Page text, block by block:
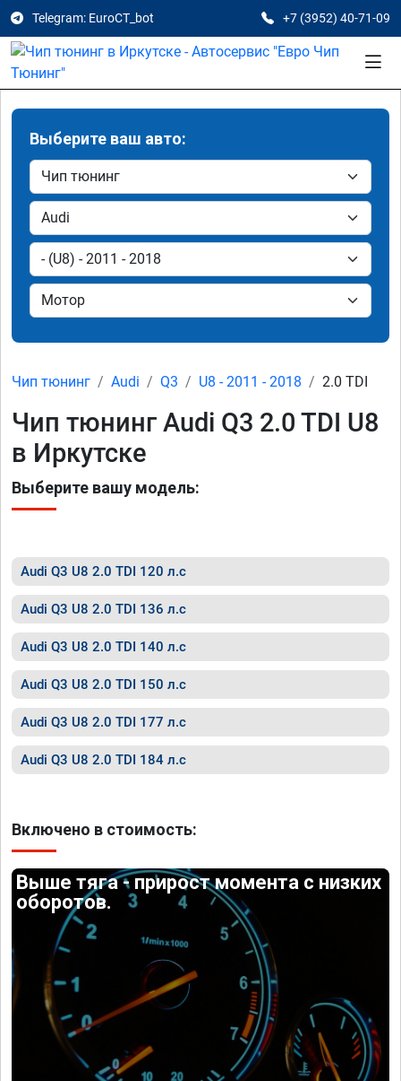
Telegram: EuroCT_bot +7 (3952) 40-71-09
Выберите ваш авто:
Чип тюнинг Audi Q3 U8 - 2011 - 2018 2.0 TDI
Чип тюнинг Audi Q3 2.0 TDI U8
в Иркутске
Выберите вашу модель:
Audi Q3 U8 2.0 TDI 120 л.с
Audi Q3 U8 2.0 TDI 136 л.с
Audi Q3 U8 2.0 TDI 140 л.с
Audi Q3 U8 2.0 TDI 150 л.с
Audi Q3 U8 2.0 TDI 177 л.с
Audi Q3 U8 2.0 TDI 184 л.с
Включено в стоимость:
Выше тяга - прирост момента с низких
оборотов.